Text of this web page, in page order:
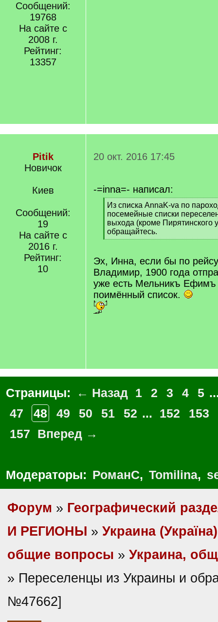
Сообщений:
19768
На сайте с
2008 г.
Рейтинг:
13357
Pitik
Новичок
Киев
Сообщений:
19
На сайте с
2016 г.
Рейтинг:
10
20 окт. 2016 17:45
-=inna=- написал:
[
q
]
Из списка AnnaK-va по
посемейные списки
выхода (кроме Пирятинского
обращайтесь.
[
Эх, Инна, если бы по
Владимир, 1900 года
уже есть Мельникъ
поимённый список.
Страницы: ← Назад 1 2 3 4 5
47
48 49 50 51 52 ... 152
153
157
Вперед →
Модераторы: РоманС, Tomilina,
Форум » Географический
И РЕГИОНЫ » Украина (Україна)
общие вопросы » Украина,
» Переселенцы из Украины и
№47662]